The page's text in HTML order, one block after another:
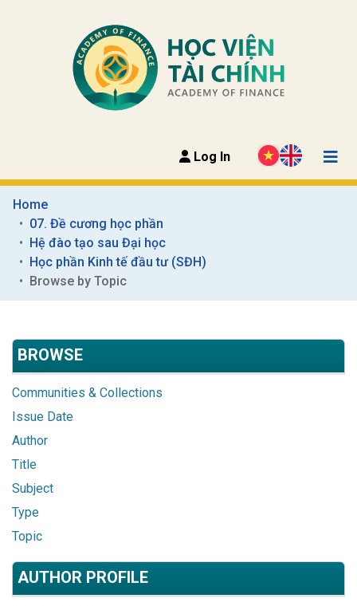
Log In
Home
07. Đề cương học phần
Hệ đào tạo sau Đại học
Học phần Kinh tế đầu tư (SĐH)
Browse by Topic
BROWSE
Communities & Collections
Issue Date
Author
Title
Subject
Type
Topic
AUTHOR PROFILE